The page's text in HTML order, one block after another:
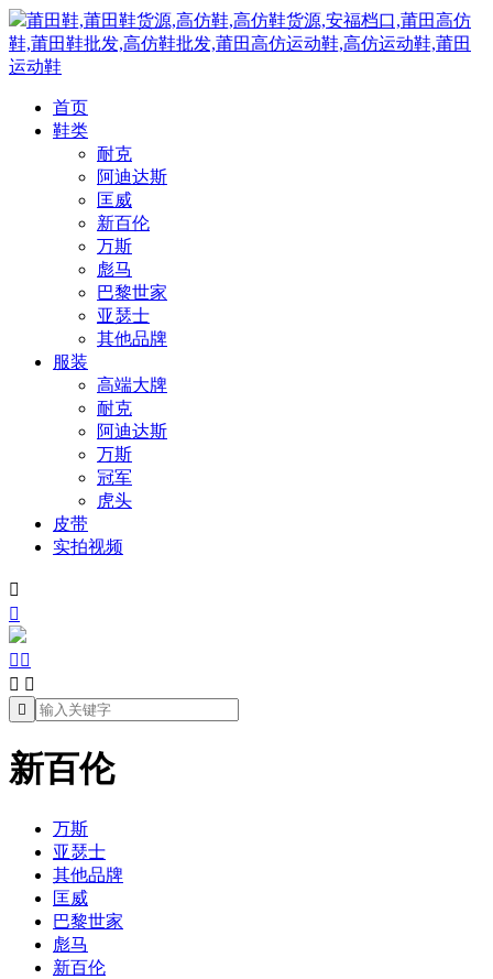
莆田鞋,莆田鞋货源,高仿鞋,高仿鞋货源,安福档口,莆田高仿
鞋,莆田鞋批发,高仿鞋批发,莆田高仿运动鞋,高仿运动鞋,莆田
运动鞋
首页
鞋类
耐克
阿迪达斯
匡威
新百伦
万斯
彪马
巴黎世家
亚瑟士
其他品牌
服装
高端大牌
耐克
阿迪达斯
万斯
冠军
虎头
皮带
实拍视频


 
 

新百伦
万斯
亚瑟士
其他品牌
匡威
巴黎世家
彪马
新百伦